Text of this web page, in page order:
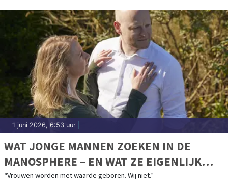
1 juni 2026, 6:53 uur
WAT JONGE MANNEN ZOEKEN IN DE
MANOSPHERE – EN WAT ZE EIGENLIJK
MISSEN
“Vrouwen worden met waarde geboren. Wij niet.”